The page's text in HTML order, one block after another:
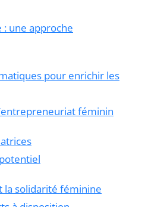
une approche
pour enrichir les
féminin
la solidarité féminine